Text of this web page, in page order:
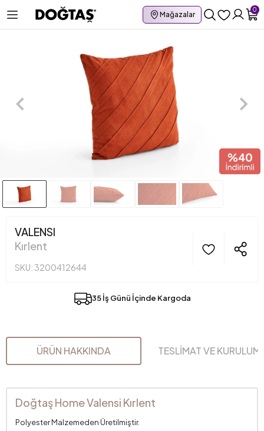
Mağazalar
0
VALENSI
Kırlent
SKU: 3200412644
35 İş Günü İçinde Kargoda
ÜRÜN HAKKINDA TESLİMAT VE KURULUM
Doğtaş Home Valensi Kırlent
Polyester Malzemeden Üretilmiştir.